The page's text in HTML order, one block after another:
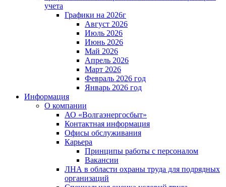
учета
Графики на 2026г
Август 2026
Июль 2026
Июнь 2026
Май 2026
Апрель 2026
Март 2026
Февраль 2026 год
Январь 2026 год
Информация
О компании
АО «Волгаэнергосбыт»
Контактная информация
Офисы обслуживания
Карьера
Принципы работы с персоналом
Вакансии
ЛНА в области охраны труда для подрядных
организаций